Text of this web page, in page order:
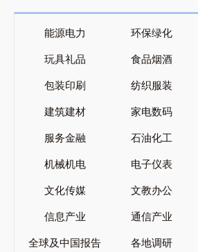
能源电力 环保绿化
玩具礼品 食品烟酒
包装印刷 纺织服装
建筑建材 家电数码
服务金融 石油化工
机械机电 电子仪表
文化传媒 文教办公
信息产业 通信产业
全球及中国报告 各地调研